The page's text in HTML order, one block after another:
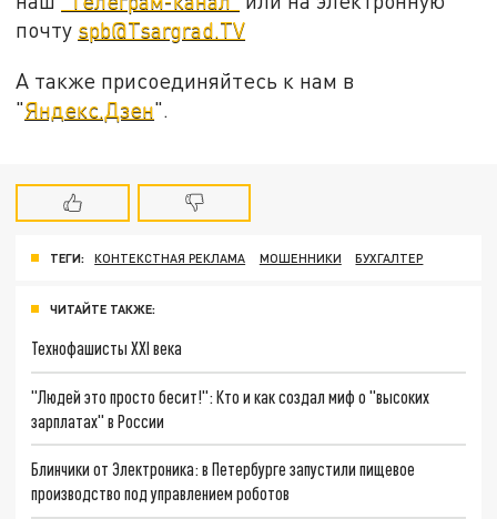
почту spb@Tsargrad.TV
А также присоединяйтесь к нам в
"Яндекс.Дзен".
ТЕГИ: КОНТЕКСТНАЯ РЕКЛАМА МОШЕННИКИ БУХГАЛТЕР
ЧИТАЙТЕ ТАКЖЕ:
Технофашисты XXI века
"Людей это просто бесит!": Кто и как создал миф о "высоких
зарплатах" в России
Блинчики от Электроника: в Петербурге запустили пищевое
производство под управлением роботов